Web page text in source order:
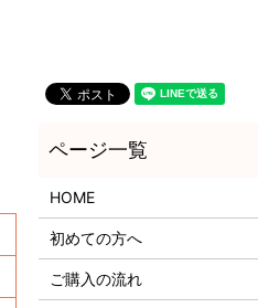
HOME
初めての方へ
ご購入の流れ